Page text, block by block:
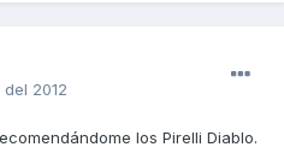
del 2012
los Pirelli Diablo.